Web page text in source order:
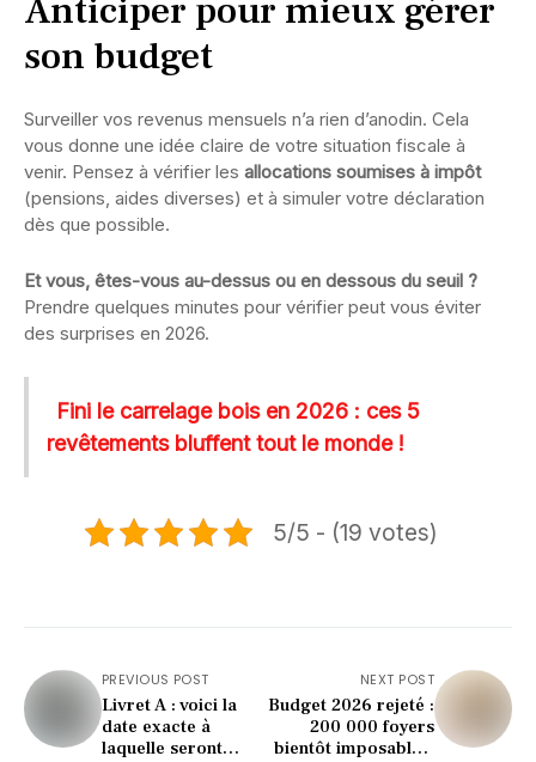
Anticiper pour mieux gérer
son budget
Surveiller vos revenus mensuels n’a rien d’anodin. Cela
vous donne une idée claire de votre situation fiscale à
venir. Pensez à vérifier les allocations soumises à impôt
(pensions, aides diverses) et à simuler votre déclaration
dès que possible.
Et vous, êtes-vous au-dessus ou en dessous du seuil ?
Prendre quelques minutes pour vérifier peut vous éviter
des surprises en 2026.
Fini le carrelage bois en 2026 : ces 5
revêtements bluffent tout le monde !
5/5 - (19 votes)
PREVIOUS POST
Livret A : voici la
date exacte à
laquelle seront
NEXT POST
Budget 2026 rejeté :
200 000 foyers
bientôt imposables,